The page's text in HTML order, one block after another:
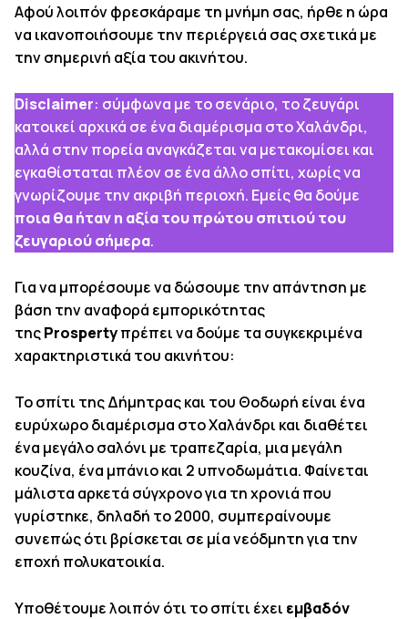
Αφού λοιπόν φρεσκάραμε τη μνήμη σας, ήρθε η ώρα
να ικανοποιήσουμε την περιέργειά σας σχετικά με
την σημερινή αξία του ακινήτου.
Disclaimer: σύμφωνα με το σενάριο, το ζευγάρι
κατοικεί αρχικά σε ένα διαμέρισμα στο Χαλάνδρι,
αλλά στην πορεία αναγκάζεται να μετακομίσει και
εγκαθίσταται πλέον σε ένα άλλο σπίτι, χωρίς να
γνωρίζουμε την ακριβή περιοχή. Εμείς θα δούμε
ποια θα ήταν η αξία του πρώτου σπιτιού του
ζευγαριού σήμερα.
Για να μπορέσουμε να δώσουμε την απάντηση με
βάση την αναφορά εμπορικότητας
τηςProspertyπρέπει να δούμε τα συγκεκριμένα
χαρακτηριστικά του ακινήτου:
Το σπίτι της Δήμητρας και του Θοδωρή είναι ένα
ευρύχωρο διαμέρισμα στο Χαλάνδρι και διαθέτει
ένα μεγάλο σαλόνι με τραπεζαρία, μια μεγάλη
κουζίνα, ένα μπάνιο και 2 υπνοδωμάτια. Φαίνεται
μάλιστα αρκετά σύγχρονο για τη χρονιά που
γυρίστηκε, δηλαδή το 2000, συμπεραίνουμε
συνεπώς ότι βρίσκεται σε μία νεόδμητη για την
εποχή πολυκατοικία.
Υποθέτουμε λοιπόν ότι το σπίτι έχει εμβαδόν